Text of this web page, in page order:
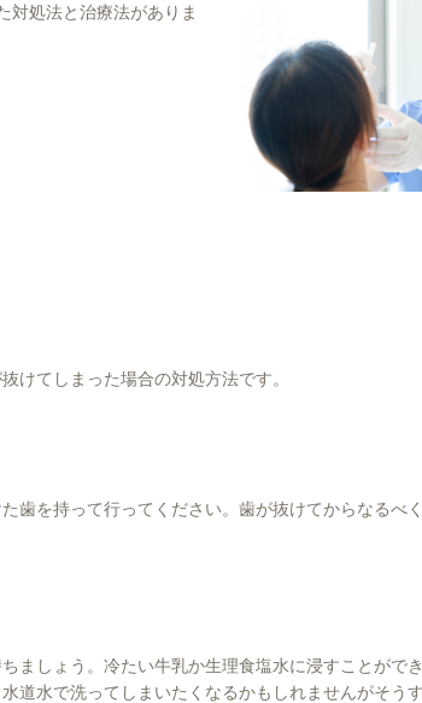
対処法と治療法がありま
けてしまった場合の対処方法です。
歯を持って行ってください。歯が抜けてからなるべ
ましょう。冷たい牛乳か生理食塩水に浸すことがで
道水で洗ってしまいたくなるかもしれませんがそう